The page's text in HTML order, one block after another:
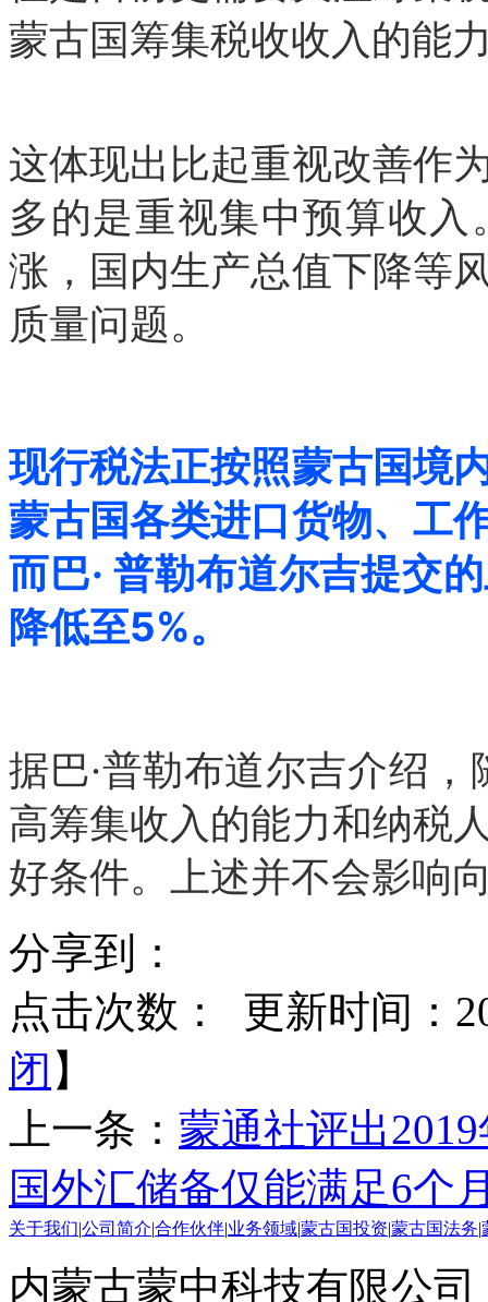
蒙古国筹集税收收入的能
这体现出比起重视改善作
多的是重视集中预算收入
涨，国内生产总值下降等
质量问题。
现行税法正按照蒙古国境
蒙古国各类进口货物、工
而巴· 普勒布道尔吉提交
降低至5%。
据巴·普勒布道尔吉介绍
高筹集收入的能力和纳税
好条件。 上述并不会影响
分享到：
点击次数：
更新时间：
闭 】
上一条： 蒙通社评出
国外汇储备仅能满足6个
关于我们 公司简介 合作伙伴 业务领域 蒙古国投资 蒙古国法务
内蒙古蒙中科技有限公